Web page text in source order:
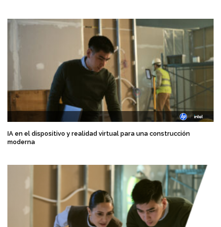
IA en el dispositivo y realidad virtual para una construcción
moderna